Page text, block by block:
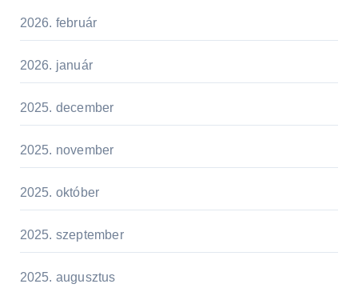
2026. február
2026. január
2025. december
2025. november
2025. október
2025. szeptember
2025. augusztus